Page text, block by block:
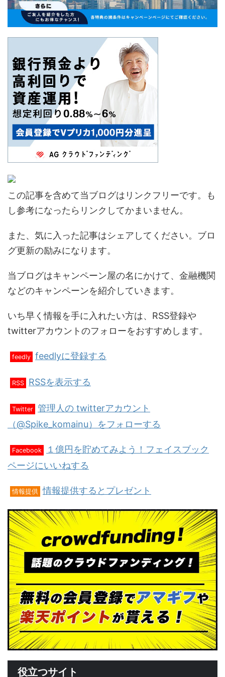
この記事を含めて当ブログはリンクフリーです。も
し参考になったらリンクしてかまいません。
また、気に入った記事はシェアしてください。ブロ
グ更新の励みになります。
当ブログはキャンペーン屋の名にかけて、金融機関
などのキャンペーンを紹介していきます。
いち早く情報を手に入れたい方は、RSS登録や
twitterアカウントのフォローをおすすめします。
feedly feedlyに登録する
RSS RSSを表示する
Twitter 管理人の twitterアカウント
（@Spike_komainu）をフォローする
Facebook
１億円を貯めてみよう！フェイスブック
ページにいいねする
情報提供 情報提供するとプレゼント
役立つサイト